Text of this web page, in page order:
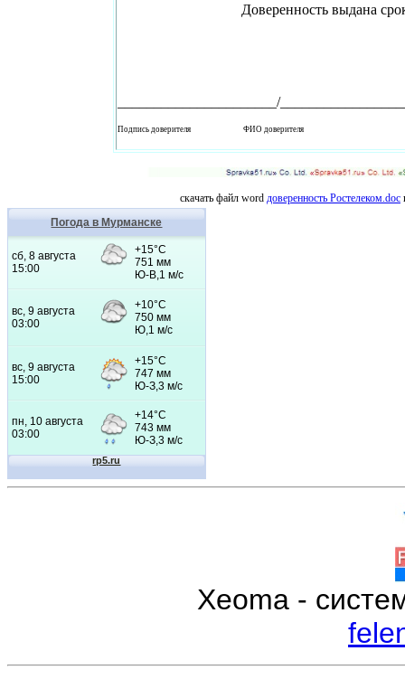
Доверенность выдана
______________________/
Подпись доверителя ФИО доверителя
скачать файл word доверенность Ростелеком.doc
Погода в Мурманске
Xeoma -